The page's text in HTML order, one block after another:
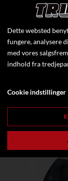
Dette websted
fungere, analysere
med vores
indhold fra
Cookie indstillinger